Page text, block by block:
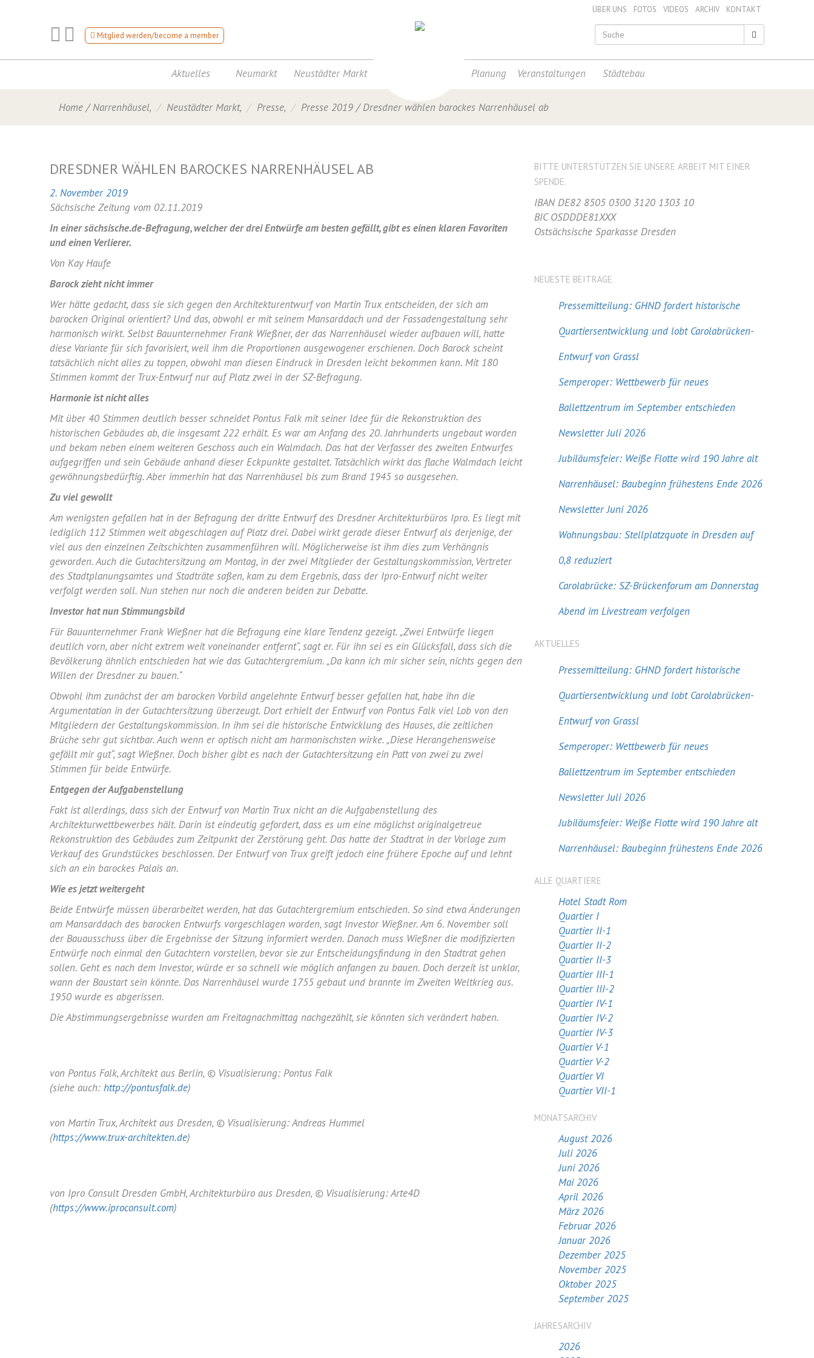
ÜBER UNS FOTOS VIDEOS ARCHIV KONTAKT
Mitglied werden/become a member
Aktuelles Neumarkt Neustädter Markt Planung Veranstaltungen Städtebau
Home / Narrenhäusel, Neustädter Markt, Presse, Presse 2019 / Dresdner wählen barockes Narrenhäusel ab
DRESDNER WÄHLEN BAROCKES NARRENHÄUSEL AB
2. November 2019
Sächsische Zeitung vom 02.11.2019
In einer sächsische.de-Befragung, welcher der drei Entwürfe am besten gefällt, gibt es einen klaren Favoriten
und einen Verlierer.
Von Kay Haufe
Barock zieht nicht immer
Wer hätte gedacht, dass sie sich gegen den Architekturentwurf von Martin Trux entscheiden, der sich am
barocken Original orientiert? Und das, obwohl er mit seinem Mansarddach und der Fassadengestaltung sehr
harmonisch wirkt. Selbst Bauunternehmer Frank Wießner, der das Narrenhäusel wieder aufbauen will, hatte
diese Variante für sich favorisiert, weil ihm die Proportionen ausgewogener erschienen. Doch Barock scheint
tatsächlich nicht alles zu toppen, obwohl man diesen Eindruck in Dresden leicht bekommen kann. Mit 180
Stimmen kommt der Trux-Entwurf nur auf Platz zwei in der SZ-Befragung.
Harmonie ist nicht alles
Mit über 40 Stimmen deutlich besser schneidet Pontus Falk mit seiner Idee für die Rekonstruktion des
historischen Gebäudes ab, die insgesamt 222 erhält. Es war am Anfang des 20. Jahrhunderts ungebaut worden
und bekam neben einem weiteren Geschoss auch ein Walmdach. Das hat der Verfasser des zweiten Entwurfes
aufgegriffen und sein Gebäude anhand dieser Eckpunkte gestaltet. Tatsächlich wirkt das flache Walmdach leicht
gewöhnungsbedürftig. Aber immerhin hat das Narrenhäusel bis zum Brand 1945 so ausgesehen.
Zu viel gewollt
Am wenigsten gefallen hat in der Befragung der dritte Entwurf des Dresdner Architekturbüros Ipro. Es liegt mit
lediglich 112 Stimmen weit abgeschlagen auf Platz drei. Dabei wirkt gerade dieser Entwurf als derjenige, der
viel aus den einzelnen Zeitschichten zusammenführen will. Möglicherweise ist ihm dies zum Verhängnis
geworden. Auch die Gutachtersitzung am Montag, in der zwei Mitglieder der Gestaltungskommission, Vertreter
des Stadtplanungsamtes und Stadträte saßen, kam zu dem Ergebnis, dass der Ipro-Entwurf nicht weiter
verfolgt werden soll. Nun stehen nur noch die anderen beiden zur Debatte.
Investor hat nun Stimmungsbild
Für Bauunternehmer Frank Wießner hat die Befragung eine klare Tendenz gezeigt. „Zwei Entwürfe liegen
deutlich vorn, aber nicht extrem weit voneinander entfernt“, sagt er. Für ihn sei es ein Glücksfall, dass sich die
Bevölkerung ähnlich entschieden hat wie das Gutachtergremium. „Da kann ich mir sicher sein, nichts gegen den
Willen der Dresdner zu bauen.“
Obwohl ihm zunächst der am barocken Vorbild angelehnte Entwurf besser gefallen hat, habe ihn die
Argumentation in der Gutachtersitzung überzeugt. Dort erhielt der Entwurf von Pontus Falk viel Lob von den
Mitgliedern der Gestaltungskommission. In ihm sei die historische Entwicklung des Hauses, die zeitlichen
Brüche sehr gut sichtbar. Auch wenn er optisch nicht am harmonischsten wirke. „Diese Herangehensweise
gefällt mir gut“, sagt Wießner. Doch bisher gibt es nach der Gutachtersitzung ein Patt von zwei zu zwei
Stimmen für beide Entwürfe.
Entgegen der Aufgabenstellung
Fakt ist allerdings, dass sich der Entwurf von Martin Trux nicht an die Aufgabenstellung des
Architekturwettbewerbes hält. Darin ist eindeutig gefordert, dass es um eine möglichst originalgetreue
Rekonstruktion des Gebäudes zum Zeitpunkt der Zerstörung geht. Das hatte der Stadtrat in der Vorlage zum
Verkauf des Grundstückes beschlossen. Der Entwurf von Trux greift jedoch eine frühere Epoche auf und lehnt
sich an ein barockes Palais an.
Wie es jetzt weitergeht
Beide Entwürfe müssen überarbeitet werden, hat das Gutachtergremium entschieden. So sind etwa Änderungen
am Mansarddach des barocken Entwurfs vorgeschlagen worden, sagt Investor Wießner. Am 6. November soll
der Bauausschuss über die Ergebnisse der Sitzung informiert werden. Danach muss Wießner die modifizierten
Entwürfe noch einmal den Gutachtern vorstellen, bevor sie zur Entscheidungsfindung in den Stadtrat gehen
sollen. Geht es nach dem Investor, würde er so schnell wie möglich anfangen zu bauen. Doch derzeit ist unklar,
wann der Baustart sein könnte. Das Narrenhäusel wurde 1755 gebaut und brannte im Zweiten Weltkrieg aus.
1950 wurde es abgerissen.
Die Abstimmungsergebnisse wurden am Freitagnachmittag nachgezählt, sie könnten sich verändert haben.
von Pontus Falk, Architekt aus Berlin, © Visualisierung: Pontus Falk
(siehe auch: http://pontusfalk.de)
von Martin Trux, Architekt aus Dresden, © Visualisierung: Andreas Hummel
(https://www.trux-architekten.de)
von Ipro Consult Dresden GmbH, Architekturbüro aus Dresden, © Visualisierung: Arte4D
(https://www.iproconsult.com)
BITTE UNTERSTÜTZEN SIE UNSERE ARBEIT MIT EINER
SPENDE.
IBAN DE82 8505 0300 3120 1303 10
BIC OSDDDE81XXX
Ostsächsische Sparkasse Dresden
NEUESTE BEITRÄGE
Pressemitteilung: GHND fordert historische
Quartiersentwicklung und lobt Carolabrücken-
Entwurf von Grassl
Semperoper: Wettbewerb für neues
Ballettzentrum im September entschieden
Newsletter Juli 2026
Jubiläumsfeier: Weiße Flotte wird 190 Jahre alt
Narrenhäusel: Baubeginn frühestens Ende 2026
Newsletter Juni 2026
Wohnungsbau: Stellplatzquote in Dresden auf
0,8 reduziert
Carolabrücke: SZ-Brückenforum am Donnerstag
Abend im Livestream verfolgen
AKTUELLES
Pressemitteilung: GHND fordert historische
Quartiersentwicklung und lobt Carolabrücken-
Entwurf von Grassl
Semperoper: Wettbewerb für neues
Ballettzentrum im September entschieden
Newsletter Juli 2026
Jubiläumsfeier: Weiße Flotte wird 190 Jahre alt
Narrenhäusel: Baubeginn frühestens Ende 2026
ALLE QUARTIERE
Hotel Stadt Rom
Quartier I
Quartier II-1
Quartier II-2
Quartier II-3
Quartier III-1
Quartier III-2
Quartier IV-1
Quartier IV-2
Quartier IV-3
Quartier V-1
Quartier V-2
Quartier VI
Quartier VII-1
MONATSARCHIV
August 2026
Juli 2026
Juni 2026
Mai 2026
April 2026
März 2026
Februar 2026
Januar 2026
Dezember 2025
November 2025
Oktober 2025
September 2025
JAHRESARCHIV
2026